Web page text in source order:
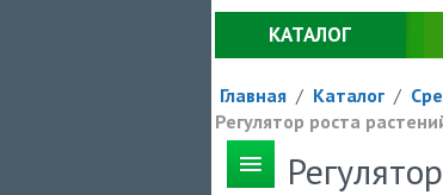
КАТАЛОГ
Главная / Каталог /
Регулятор роста